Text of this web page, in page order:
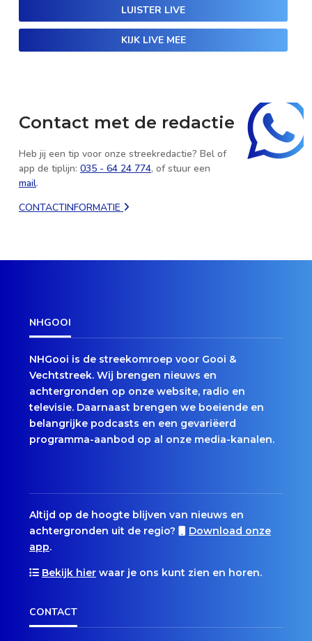
LUISTER LIVE
KIJK LIVE MEE
Contact met de redactie
Heb jij een tip voor onze streekredactie? Bel of
app de tiplijn: 035 - 64 24 774, of stuur een
mail.
CONTACTINFORMATIE
NHGOOI
NHGooi is de streekomroep voor Gooi &
Vechtstreek. Wij brengen nieuws en
achtergronden op onze website, radio en
televisie. Daarnaast brengen we boeiende en
belangrijke podcasts en een gevariëerd
programma-aanbod op al onze media-kanalen.
Altijd op de hoogte blijven van nieuws en
achtergronden uit de regio?
Download onze
app.
Bekijk hier waar je ons kunt zien en horen.
CONTACT